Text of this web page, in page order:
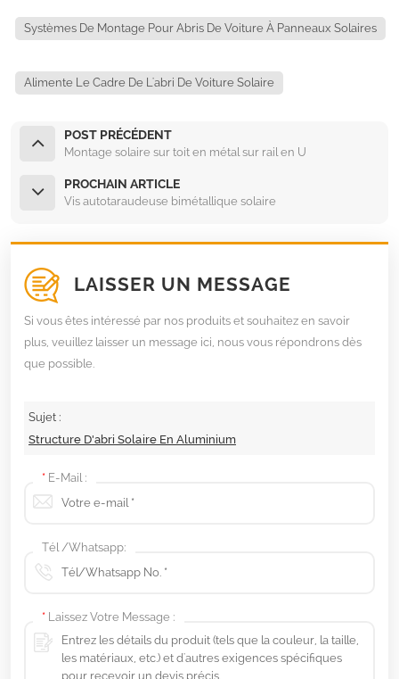
Systèmes De Montage Pour Abris De Voiture À Panneaux Solaires
Alimente Le Cadre De L'abri De Voiture Solaire
POST PRÉCÉDENT
Montage solaire sur toit en métal sur rail en U
PROCHAIN ARTICLE
Vis autotaraudeuse bimétallique solaire
LAISSER UN MESSAGE
Si vous êtes intéressé par nos produits et souhaitez en savoir
plus, veuillez laisser un message ici, nous vous répondrons dès
que possible.
Sujet :
Structure D'abri Solaire En Aluminium
* E-Mail :
Tél /Whatsapp:
* Laissez Votre Message :